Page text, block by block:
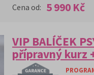
Cena od: 5 990 Kč
VIP BALÍČEK
přípravný kurz